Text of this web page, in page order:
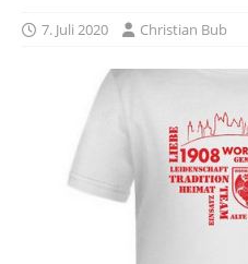
7. Juli 2020 Christian Bub